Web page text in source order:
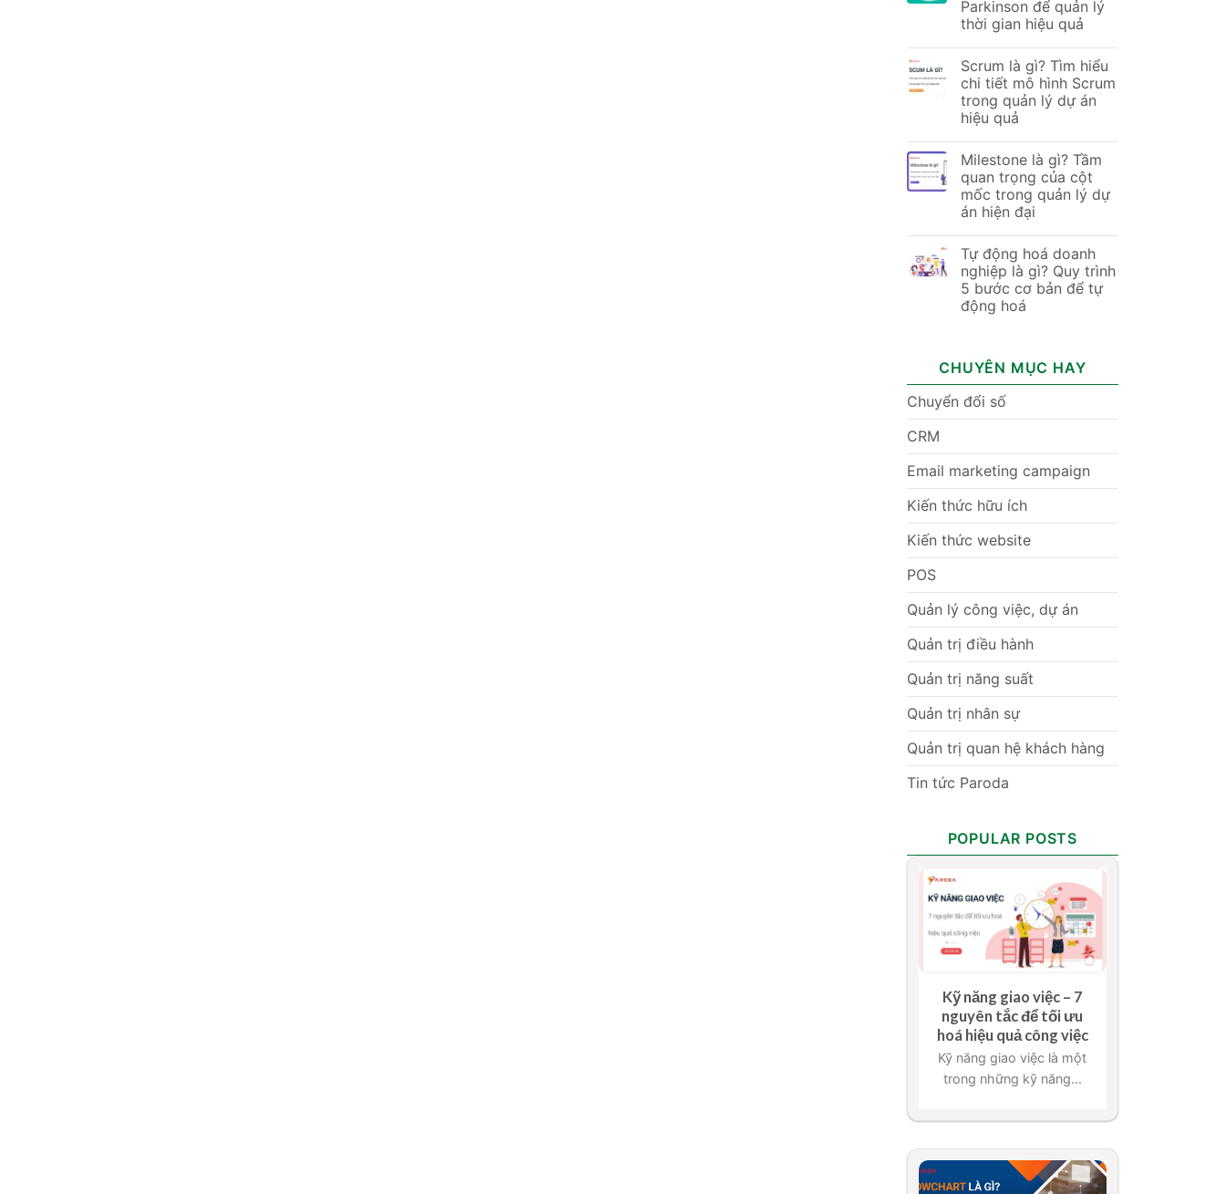
Parkinson để quản lý
thời gian hiệu quả
Scrum là gì? Tìm hiểu
chi tiết mô hình Scrum
trong quản lý dự án
hiệu quả
Milestone là gì? Tầm
quan trọng của cột
mốc trong quản lý dự
án hiện đại
Tự động hoá doanh
nghiệp là gì? Quy trình
5 bước cơ bản để tự
động hoá
CHUYÊN MỤC HAY
Chuyển đổi số
CRM
Email marketing campaign
Kiến thức hữu ích
Kiến thức website
POS
Quản lý công việc, dự án
Quản trị điều hành
Quản trị năng suất
Quản trị nhân sự
Quản trị quan hệ khách hàng
Tin tức Paroda
POPULAR POSTS
Kỹ năng giao việc – 7
nguyên tắc để tối ưu
hoá hiệu quả công việc
Kỹ năng giao việc là một
trong những kỹ năng...